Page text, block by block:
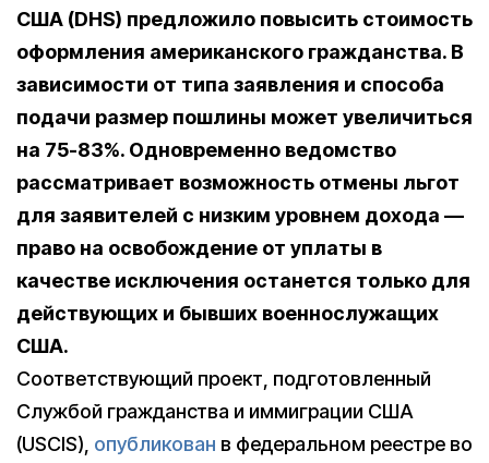
США (DHS) предложило повысить стоимость
оформления американского гражданства. В
зависимости от типа заявления и способа
подачи размер пошлины может увеличиться
на 75-83%. Одновременно ведомство
рассматривает возможность отмены льгот
для заявителей с низким уровнем дохода —
право на освобождение от уплаты в
качестве исключения останется только для
действующих и бывших военнослужащих
США.
Соответствующий проект, подготовленный
Службой гражданства и иммиграции США
(USCIS), опубликован в федеральном реестре во